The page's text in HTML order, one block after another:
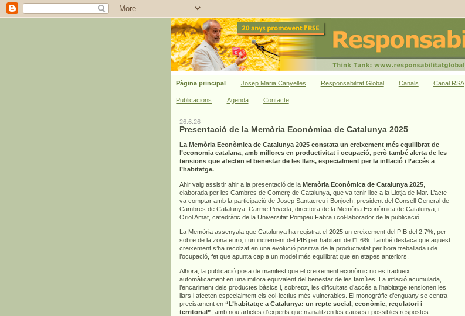
Pàgina principal Josep Maria Canyelles Responsabilitat Global Canals Canal RSA
Publicacions Agenda Contacte
26.6.26
Presentació de la Memòria Econòmica de Catalunya 2025
La Memòria Econòmica de Catalunya 2025 constata un creixement més equilibrat de
l’economia catalana, amb millores en productivitat i ocupació, però també alerta de les
tensions que afecten el benestar de les llars, especialment per la inflació i l’accés a
l’habitatge.
Ahir vaig assistir ahir a la presentació de la Memòria Econòmica de Catalunya 2025
elaborada per les Cambres de Comerç de Catalunya, que va tenir lloc a la Llotja de Mar. L’acte
va comptar amb la participació de Josep Santacreu i Bonjoch, president del Consell General de
Cambres de Catalunya; Carme Poveda, directora de la Memòria Econòmica de Catalunya; i
Oriol Amat, catedràtic de la Universitat Pompeu Fabra i col·laborador de la publicació.
La Memòria assenyala que Catalunya ha registrat el 2025 un creixement del PIB del 2,7%, per
sobre de la zona euro, i un increment del PIB per habitant de l’1,6%. També destaca que aquest
creixement s’ha recolzat en una evolució positiva de la productivitat per hora treballada i de
l’ocupació, fet que apunta cap a un model més equilibrat que en etapes anteriors.
Alhora, la publicació posa de manifest que el creixement econòmic no es tradueix
automàticament en una millora equivalent del benestar de les famílies. La inflació acumulada,
l’encariment dels productes bàsics i, sobretot, les dificultats d’accés a l’habitatge tensionen les
llars i afecten especialment els col·lectius més vulnerables. El monogràfic d’enguany se centra
precisament en “L’habitatge a Catalunya: un repte social, econòmic, regulatori i
territorial” , amb nou articles d’experts que n’analitzen les causes i possibles respostes.